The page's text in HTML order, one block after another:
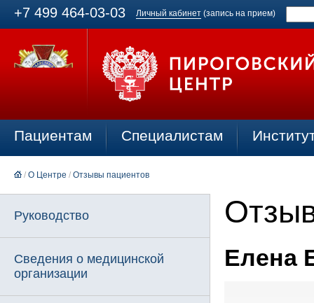
+7 499 464-03-03 Личный кабинет (запись на прием)
Пациентам Специалистам
/ О Центре / Отзывы пациентов
Руководство
Сведения о медицинской
организации
Елена